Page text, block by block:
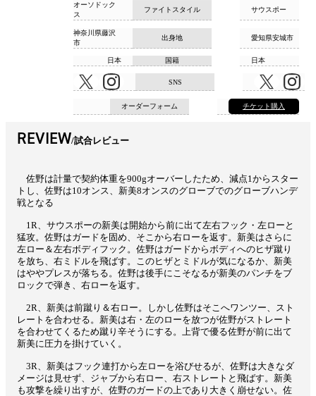
ファイトスタイル
オーソドック
ス
サウスポー
出身地
神奈川県藤沢
市
愛知県安城市
国籍
日本 日本
SNS
オーダーフォーム チケット購入
REVIEW 試合レビュー
佐野は計量で契約体重を900gオーバーしたため、減点1からスター
トし、佐野は10オンス、新美8オンスのグローブでのグローブハンデ
戦となる
1R、サウスポーの新美は開始から前に出て左右フック・左ローと
猛攻。佐野はガードを固め、そこから右ローを返す。新美はさらに
左ロー＆左右ボディフック。佐野はガードからボディへのヒザ蹴り
を放ち、右ミドルを飛ばす。このヒザとミドルが気になるか、新美
はややプレスが落ちる。佐野は後手にこそなるが新美のパンチをブ
ロックで弾き、右ローを返す。
2R、新美は前蹴り＆右ロー。しかし佐野はそこへワンツー、スト
レートを合わせる。新美は右・左のローを放つが佐野がストレート
を合わせてくるため蹴り辛そうにする。上背で優る佐野が前に出て
新美に圧力を掛けていく。
3R、新美はフック連打から左ローを浴びせるが、佐野は大きなダ
メージは見せず、ジャブから右ロー、右ストレートと飛ばす。新美
も攻撃を繰り出すが、佐野のガードの上であり大きく崩せない。佐